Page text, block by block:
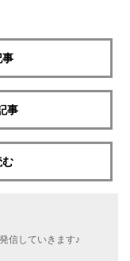
事
事
む
信していきます♪